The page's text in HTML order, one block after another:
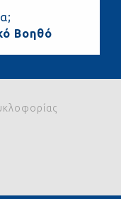
Βοηθό